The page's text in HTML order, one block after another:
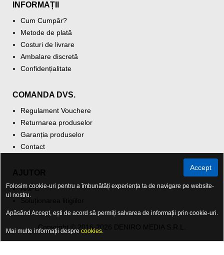
INFORMAȚII
Cum Cumpăr?
Metode de plată
Costuri de livrare
Ambalare discretă
Confidențialitate
COMANDA DVS.
Regulament Vouchere
Returnarea produselor
Garanția produselor
Contact
ANPC
Copyright © 2016-2026 DENIRO MEDIA S.R.L.
Accept
Folosim cookie-uri pentru a îmbunătăți experiența ta de navigare pe website-
ul nostru.
Apăsând Accept, ești de acord să permiți salvarea de informații prin cookie-uri.
Mai multe informații despre cookies.